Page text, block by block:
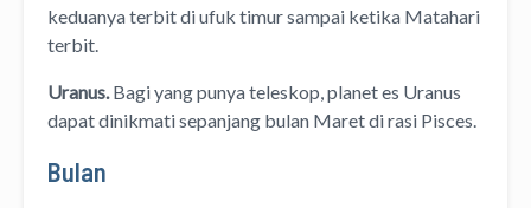
keduanya terbit di ufuk timur sampai ketika Matahari
terbit.
Uranus.Bagi yang punya teleskop, planet es Uranus
dapat dinikmati sepanjang bulan Maret di rasi Pisces.
Bulan